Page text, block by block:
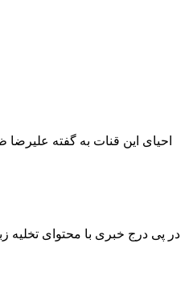
در پی درج خبری با محتوای تخلیه